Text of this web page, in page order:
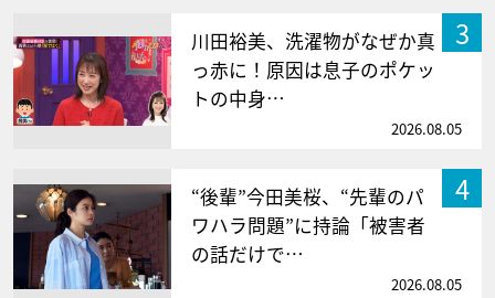
3
川田裕美、洗濯物がなぜか真
っ赤に！原因は息子のポケッ
トの中身…
2026.08.05
4
“後輩”今田美桜、“先輩のパ
ワハラ問題”に持論「被害者
の話だけで…
2026.08.05